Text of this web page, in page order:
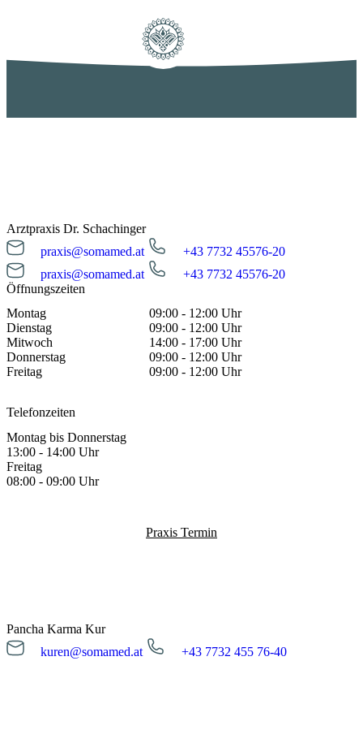
Arztpraxis Dr. Schachinger
praxis@somamed.at
+43 7732 45576-20
praxis@somamed.at
+43 7732 45576-20
Öffnungszeiten
Montag
09:00 - 12:00 Uhr
Dienstag
09:00 - 12:00 Uhr
Mitwoch
14:00 - 17:00 Uhr
Donnerstag
09:00 - 12:00 Uhr
Freitag
09:00 - 12:00 Uhr
Telefonzeiten
Montag bis Donnerstag
13:00 - 14:00 Uhr
Freitag
08:00 - 09:00 Uhr
Praxis Termin
Pancha Karma Kur
kuren@somamed.at
+43 7732 455 76-40